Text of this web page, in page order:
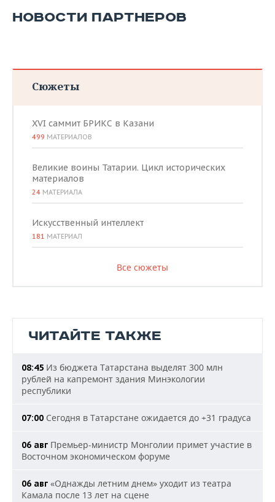
НОВОСТИ ПАРТНЕРОВ
Сюжеты
XVI саммит БРИКС в Казани
499 МАТЕРИАЛОВ
Великие воины Татарии. Цикл исторических
материалов
24 МАТЕРИАЛА
Искусственный интеллект
181 МАТЕРИАЛ
Все сюжеты
ЧИТАЙТЕ ТАКЖЕ
08:45 Из бюджета Татарстана выделят 300 млн
рублей на капремонт здания Минэкологии
республики
07:00 Сегодня в Татарстане ожидается до +31 градуса
06 авг Премьер-министр Монголии примет участие в
Восточном экономическом форуме
06 авг «Однажды летним днем» уходит из театра
Камала после 13 лет на сцене